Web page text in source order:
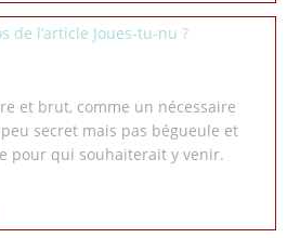
et brut, comme un nécessaire
secret mais pas bégueule et
pour qui souhaiterait y venir.